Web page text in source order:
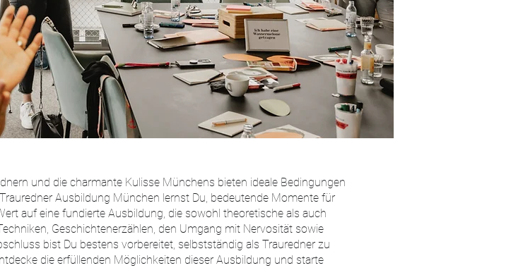
und die charmante Kulisse Münchens bieten ideale Bedingungen
Ausbildung München lernst Du, bedeutende Momente für
auf eine fundierte Ausbildung, die sowohl theoretische als auch
Geschichtenerzählen, den Umgang mit Nervosität sowie
bist Du bestens vorbereitet, selbstständig als Trauredner zu
die erfüllenden Möglichkeiten dieser Ausbildung und starte